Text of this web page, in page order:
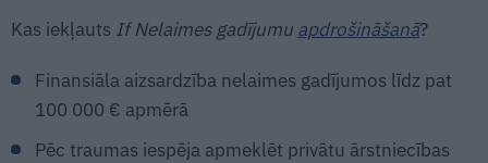
Kas iekļauts If Nelaimes gadījumu apdrošināšanā?
Finansiāla aizsardzība nelaimes gadījumos līdz pat
100 000 € apmērā
Pēc traumas iespēja apmeklēt privātu ārstniecības